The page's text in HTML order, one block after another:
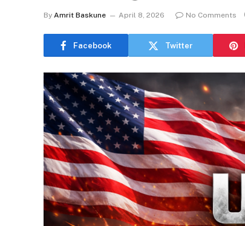
By Amrit Baskune April 8, 2026 No Comments
Facebook Twitter